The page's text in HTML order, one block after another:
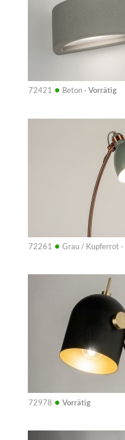
72421 • Beton · Vorrätig
72261 • Grau / Kupferrot ·
Info
72978 • Vorrätig
Info
Info